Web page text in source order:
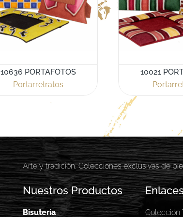
10636 PORTAFOTOS
Portarretratos
10021
Arte y tradición. Colecciones exclusivas de
Nuestros Productos
Bisutería Colección